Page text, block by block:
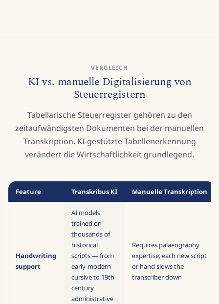
VERGLEICH
KI vs. manuelle Digitalisierung von
Steuerregistern
Tabellarische Steuerregister gehören zu den
zeitaufwändigsten Dokumenten bei der manuellen
Transkription. KI-gestützte Tabellenerkennung
verändert die Wirtschaftlichkeit grundlegend.
Feature Transkribus KI Manuelle Transkription
Handwriting
support
AI models
trained on
thousands of
historical
scripts — from
early-modern
cursive to 19th-
century
administrative
Requires palaeography
expertise; each new script
or hand slows the
transcriber down